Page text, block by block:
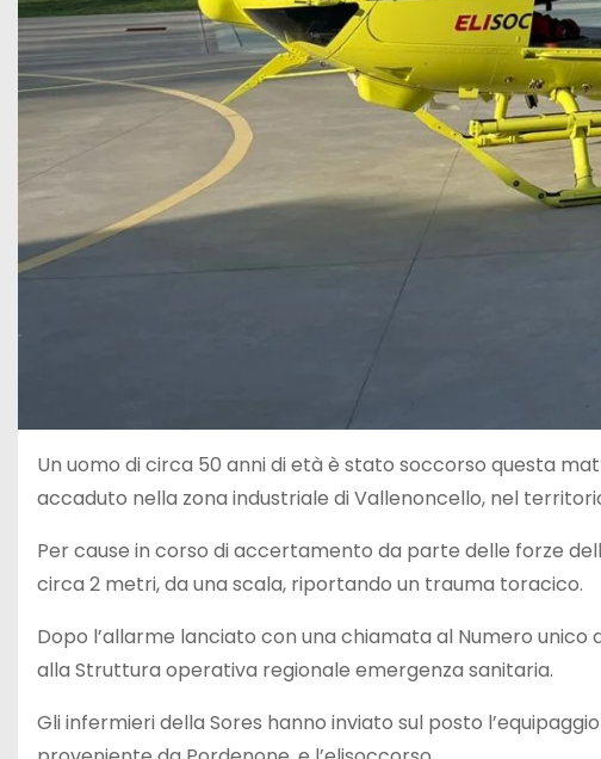
Un uomo di circa 50 anni di età è stato soccorso questa
accaduto nella zona industriale di Vallenoncello, nel
Per cause in corso di accertamento da parte delle forze
circa 2 metri, da una scala, riportando un trauma toracico.
Dopo l’allarme lanciato con una chiamata al Numero
alla Struttura operativa regionale emergenza sanitaria.
Gli infermieri della Sores hanno inviato sul posto